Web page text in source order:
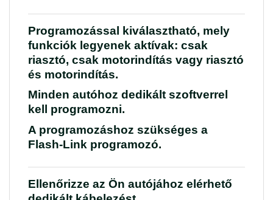
Programozással kiválasztható, mely
funkciók legyenek aktívak: csak
riasztó, csak motorindítás vagy riasztó
és motorindítás.
Minden autóhoz dedikált szoftverrel
kell programozni.
A programozáshoz szükséges a
Flash-Link programozó.
Ellenőrizze az Ön autójához elérhető